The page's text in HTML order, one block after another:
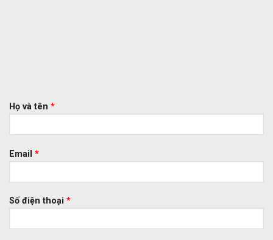
Họ và tên *
Email *
Số điện thoại *